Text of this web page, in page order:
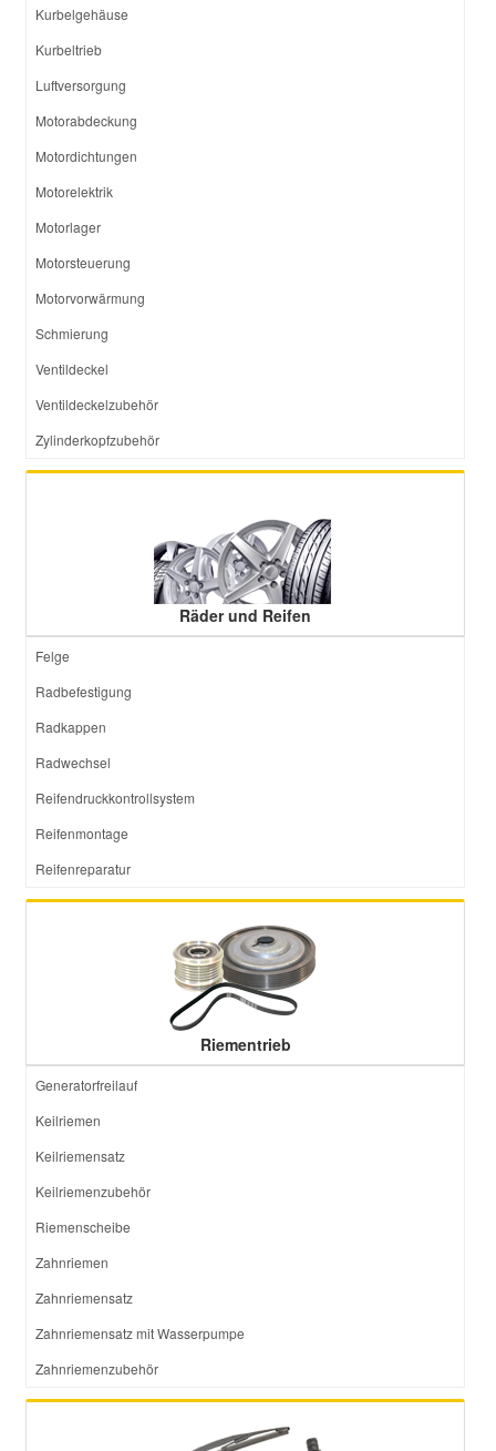
Kurbelgehäuse
Kurbeltrieb
Luftversorgung
Motorabdeckung
Motordichtungen
Motorelektrik
Motorlager
Motorsteuerung
Motorvorwärmung
Schmierung
Ventildeckel
Ventildeckelzubehör
Zylinderkopfzubehör
Räder und Reifen
Felge
Radbefestigung
Radkappen
Radwechsel
Reifendruckkontrollsystem
Reifenmontage
Reifenreparatur
Riementrieb
Generatorfreilauf
Keilriemen
Keilriemensatz
Keilriemenzubehör
Riemenscheibe
Zahnriemen
Zahnriemensatz
Zahnriemensatz mit Wasserpumpe
Zahnriemenzubehör